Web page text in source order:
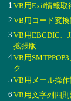
1 VB用Exif情報取
2 VB用コード変
3 VB用EBCDIC、
拡張版
4VB用
ク
5 VB用メール操
6 VB用文字列四